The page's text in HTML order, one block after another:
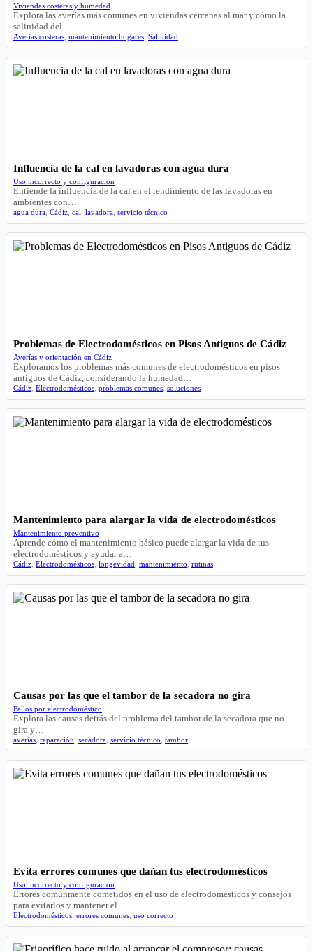
Viviendas costeras y humedad
Explora las averías más comunes en viviendas cercanas al mar y cómo la
salinidad del…
Averías costeras mantenimiento hogares Salinidad
Influencia de la cal en lavadoras con agua dura
Uso incorrecto y configuración
Entiende la influencia de la cal en el rendimiento de las lavadoras en
ambientes con…
agua dura Cádiz cal lavadora servicio técnico
Problemas de Electrodomésticos en Pisos Antiguos de Cádiz
Averías y orientación en Cádiz
Exploramos los problemas más comunes de electrodomésticos en pisos
antiguos de Cádiz, considerando la humedad…
Cádiz Electrodomésticos problemas comunes soluciones
Mantenimiento para alargar la vida de electrodomésticos
Mantenimiento preventivo
Aprende cómo el mantenimiento básico puede alargar la vida de tus
electrodomésticos y ayudar a…
Cádiz Electrodomésticos longevidad mantenimiento rutinas
Causas por las que el tambor de la secadora no gira
Fallos por electrodoméstico
Explora las causas detrás del problema del tambor de la secadora que no
gira y…
averías reparación secadora servicio técnico tambor
Evita errores comunes que dañan tus electrodomésticos
Uso incorrecto y configuración
Errores comúnmente cometidos en el uso de electrodomésticos y consejos
para evitarlos y mantener el…
Electrodomésticos errores comunes uso correcto